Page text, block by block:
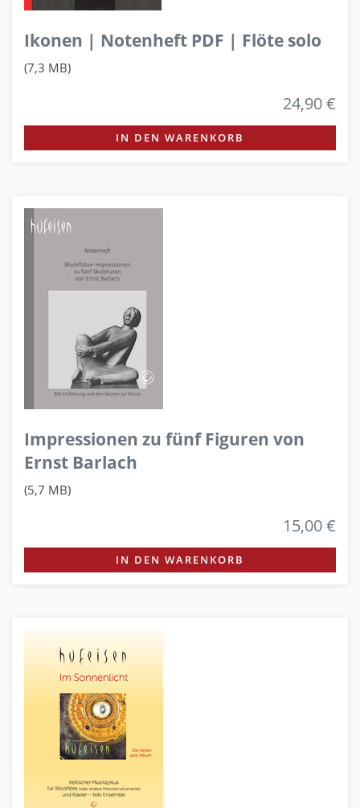
Ikonen | Notenheft PDF | Flöte solo
(7,3 MB)
24,90 €
IN DEN WARENKORB
Impressionen zu fünf Figuren von
Ernst Barlach
(5,7 MB)
15,00 €
IN DEN WARENKORB